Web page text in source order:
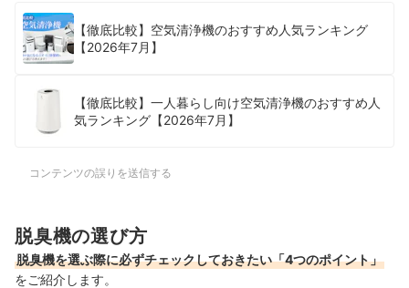
【徹底比較】空気清浄機のおすすめ人気ランキング
【2026年7月】
【徹底比較】一人暮らし向け空気清浄機のおすすめ人
気ランキング【2026年7月】
コンテンツの誤りを送信する
脱臭機の選び方
脱臭機を選ぶ際に必ずチェックしておきたい「4つのポイント」
をご紹介します。